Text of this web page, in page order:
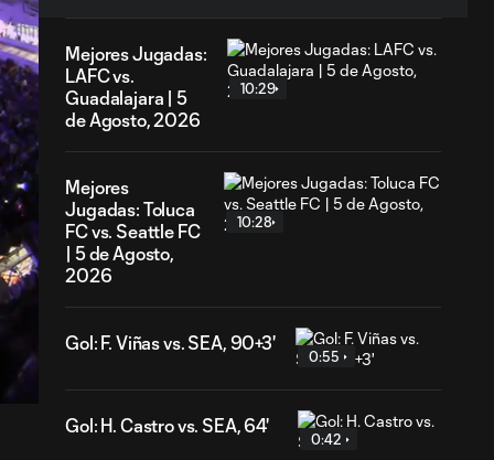
Mejores Jugadas:
LAFC vs.
Guadalajara | 5
de Agosto, 2026
10:29
Mejores
Jugadas: Toluca
FC vs. Seattle FC
| 5 de Agosto,
2026
10:28
Gol: F. Viñas vs. SEA, 90+3'
0:55
Gol: H. Castro vs. SEA, 64'
0:42